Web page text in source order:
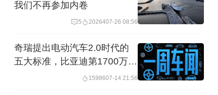
牌工作的经验，在美国市场，他们经历
或以经销商身份参与了日本、韩国汽车
在美国汽车的崛起，这些人相对来说是
一群风险偏好较高、支持冒险的经销
商，他们押宝的可能是中国汽车以及中
我们不再参加内卷
5 2026407-26 08:56
奇瑞提出电动汽车2.0时代的
五大标准，比亚迪第1700万整
车下线｜一周车闻 1598607-14 21:56